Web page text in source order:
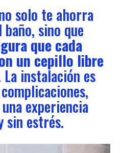
solo te ahorra
sino que
que cada
un cepillo libre
instalación es
experiencia
sin estrés.